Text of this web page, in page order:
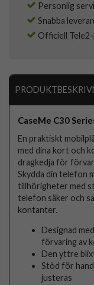
Personlig
Snabba
Officiell
CaseMe C30
En praktiskt
med dina kort och
dragkedja för
Skydda din telefon
tillhörigheter med
telefon säker och
kontanter.
Designad
förvaring av
Den yttre
Stöd för
justeras